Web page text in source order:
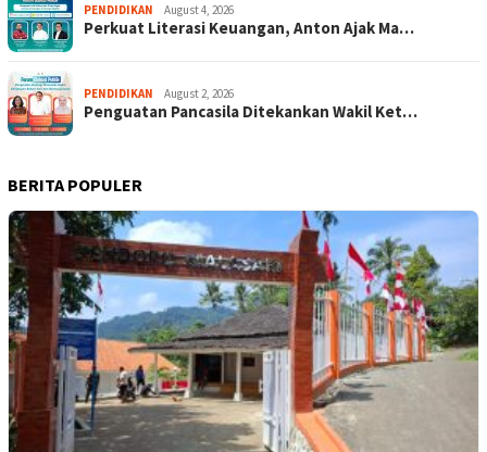
PENDIDIKAN August 4, 2026
Perkuat Literasi Keuangan, Anton Ajak Ma…
PENDIDIKAN August 2, 2026
Penguatan Pancasila Ditekankan Wakil Ket…
BERITA POPULER